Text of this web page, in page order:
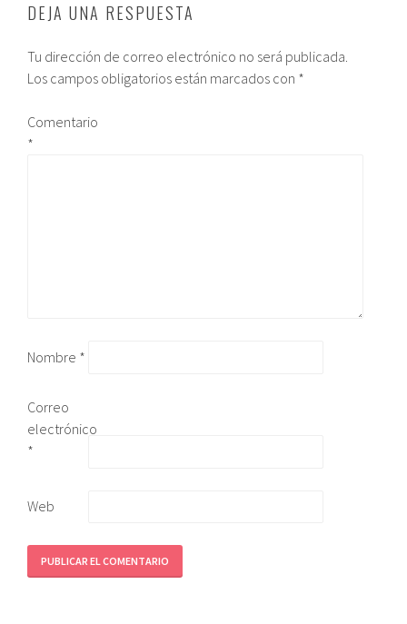
DEJA UNA RESPUESTA
Tu dirección de correo electrónico no será publicada.
Los campos obligatorios están marcados con *
Comentario
*
Nombre *
Correo
electrónico
*
Web